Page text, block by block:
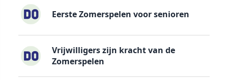
Eerste Zomerspelen voor senioren
Vrijwilligers zijn kracht van de
Zomerspelen